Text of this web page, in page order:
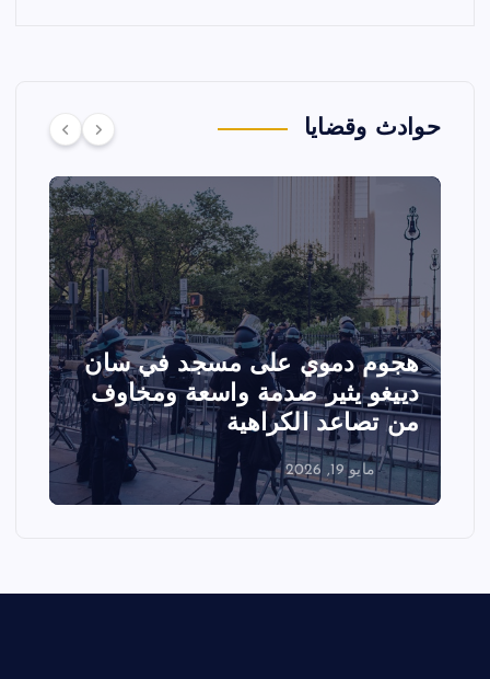
حوادث وقضايا
تصادم مقاتلتين أمريكيتين خلال
عرض جوي في ولاية أيداهو وإلغاء
الفعاليات
مايو 18, 2026